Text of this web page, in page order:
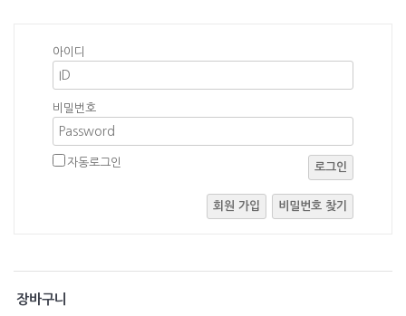
아이디
비밀번호
자동로그인 로그인
회원 가입 비밀번호 찾기
장바구니